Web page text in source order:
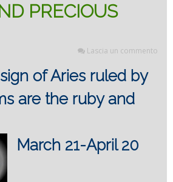
PRECIOUS
Lascia un commento
of Aries ruled by
are the ruby and
March 21-April 20